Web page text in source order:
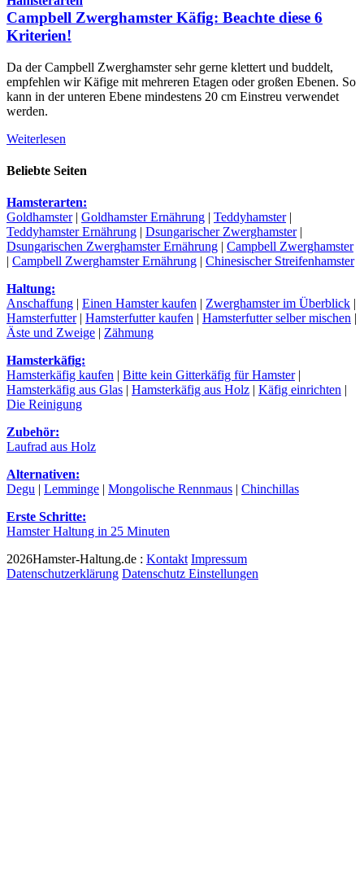
Campbell Zwerghamster Käfig: Beachte diese 6
Kriterien!
Da der Campbell Zwerghamster sehr gerne klettert und buddelt,
empfehlen wir Käfige mit mehreren Etagen oder großen Ebenen. So
kann in der unteren Ebene mindestens 20 cm Einstreu verwendet
werden.
Weiterlesen
Beliebte Seiten
Hamsterarten:
Goldhamster| Goldhamster Ernährung | Teddyhamster|
Teddyhamster Ernährung | Dsungarischer Zwerghamster|
Dsungarischen Zwerghamster Ernährung | Campbell Zwerghamster
| Campbell Zwerghamster Ernährung | Chinesischer Streifenhamster
Haltung:
Anschaffung | Einen Hamster kaufen | Zwerghamster im Überblick |
Hamsterfutter| Hamsterfutter kaufen | Hamsterfutter selber mischen |
Äste und Zweige | Zähmung
Hamsterkäfig:
Hamsterkäfig kaufen | Bitte kein Gitterkäfig für Hamster|
Hamsterkäfig aus Glas | Hamsterkäfig aus Holz | Käfig einrichten |
Die Reinigung
Zubehör:
Laufrad aus Holz
Alternativen:
Degu | Lemminge | Mongolische Rennmaus | Chinchillas
Erste Schritte:
Hamster Haltung in 25 Minuten
2026Hamster-Haltung.de : Kontakt Impressum
Datenschutzerklärung Datenschutz Einstellungen